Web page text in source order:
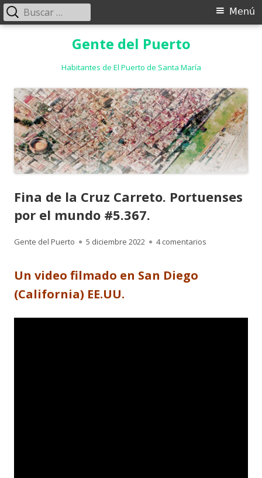
Gente del Puerto
Habitantes de El Puerto de Santa María
Menú
Menú
Buscar:
Fina de la Cruz Carreto. Portuenses
por el mundo #5.367.
Autor
Gente del Puerto
Publicado
5 diciembre 2022 4 comentarios
Un video filmado en San Diego
(California) EE.UU.